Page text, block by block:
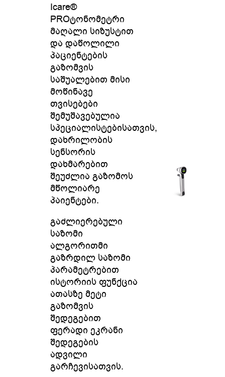
Icare®
PROტონომეტრი
მაღალი სიზუსტით
და დაწოლილი
პაციენტების
გაზომვის
საშუალებით მისი
მოწინავე
თვისებები
შემუშავებულია
სპეციალისტებისათვის,
დახრილობის
სენსორის
დახმარებით
შეუძლია გაზომოს
მწოლიარე
პაიენტები.
გაძლიერებული
საზომი
ალგორითმი
გაზრდილ საზომი
პარამეტრებით
ისტორიის ფუნქცია
ათასზე მეტი
გაზომვის
შედეგებით
ფერადი ეკრანი
შედეგების
ადვილი
გარჩევისათვის.